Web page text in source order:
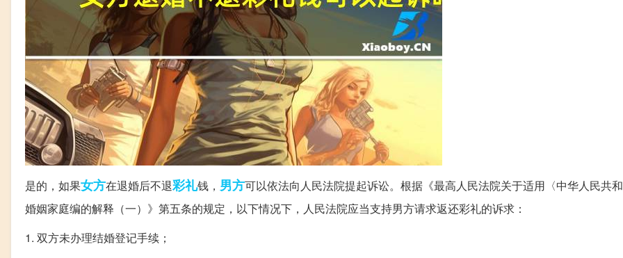
是的，如果女方在退婚后不退彩礼钱， 男方可以依法向人民法院提起诉讼。根据《最高人民法院关于适用〈中华人民共
婚姻家庭编的解释（一）》第五条的规定，以下情况下，人民法院应当支持男方请求返还彩礼的诉求：
1. 双方未办理结婚登记手续；